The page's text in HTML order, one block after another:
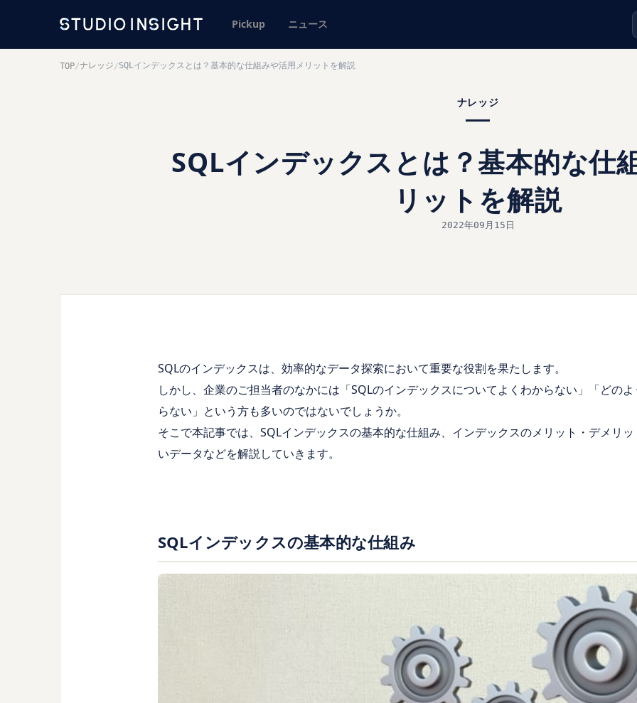
Pickup ニュース
TOP/ナレッジ /SQLインデックスとは？基本的な仕組みや活用メリットを解説
ナレッジ
SQLインデックスとは？基本的な仕
リットを解説
2022年09月15日
SQLのインデックスは、効率的なデータ探索において重要な役割を果たします。
しかし、企業のご担当者のなかには「SQLのインデックスについてよくわからない」「どの
らない」という方も多いのではないでしょうか。
そこで本記事では、SQLインデックスの基本的な仕組み、インデックスのメリット・デメリ
いデータなどを解説していきます。
SQLインデックスの基本的な仕組み